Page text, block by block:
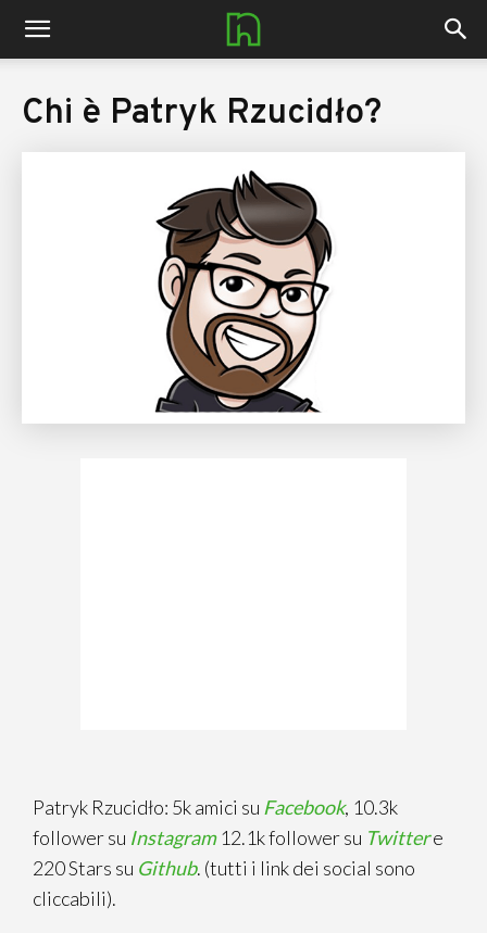
nerdhub.it
Chi è Patryk Rzucidło?
Patryk Rzucidło: 5k amici su Facebook, 10.3k
follower su Instagram 12.1k follower su Twittere
220 Stars su Github. (tutti i link dei social sono
cliccabili).